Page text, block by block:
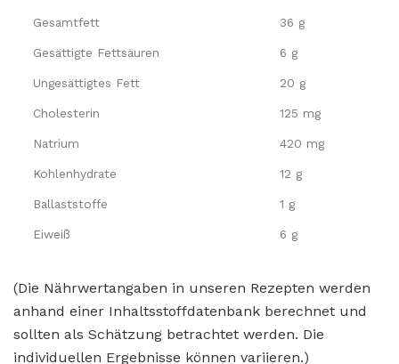
Gesamtfett 36 g
Gesättigte Fettsäuren 6 g
Ungesättigtes Fett 20 g
Cholesterin 125 mg
Natrium 420 mg
Kohlenhydrate 12 g
Ballaststoffe 1 g
Eiweiß 6 g
(Die Nährwertangaben in unseren Rezepten werden
anhand einer Inhaltsstoffdatenbank berechnet und
sollten als Schätzung betrachtet werden. Die
individuellen Ergebnisse können variieren.)